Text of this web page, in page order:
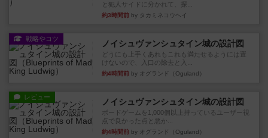
と犯人サイドに分かれて、探...
約3時間前 by タカミネコウヘイ
戦略やコツ ノイシュヴァンシュタイン城の設計図
どうにも上手くあれもこれも満たせるようには置
けないので、入口の除去と入...
約4時間前 by オグランド（Oguland）
レビュー ノイシュヴァンシュタイン城の設計図
ボードゲームを1,000個以上持っているユーザー視
点で良かった点と悪か...
約4時間前 by オグランド（Oguland）